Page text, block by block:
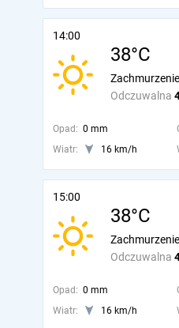
14:00
38°C
Odczuwalna
Opad: 0 mm
Wiatr:
16 km/h
15:00
38°C
Odczuwalna
Opad: 0 mm
Wiatr:
16 km/h